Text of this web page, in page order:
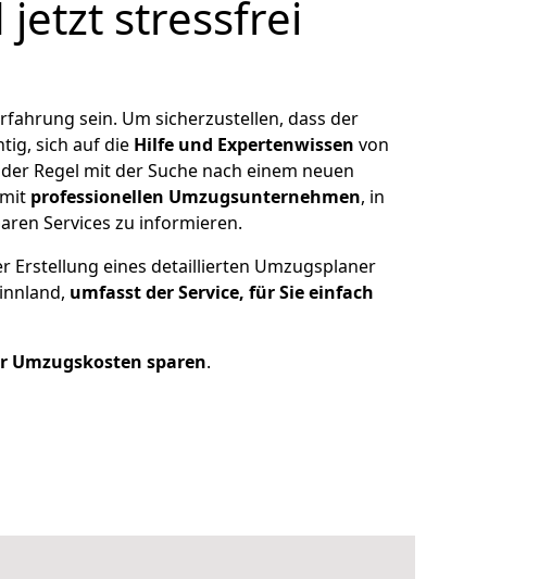
jetzt stressfrei
sein. Um sicherzustellen, dass der
sich auf die Hilfe und Expertenwissen von
Regel mit der Suche nach einem neuen
professionellen Umzugsunternehmen, in
Services zu informieren.
Erstellung eines detaillierten Umzugsplaner
umfasst der Service, für Sie einfach
Umzugskosten sparen.